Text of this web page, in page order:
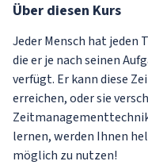
Über diesen Kurs
Jeder Mensch hat jeden
die er je nach seinen
verfügt. Er kann diese
erreichen, oder sie
lernen, werden Ihnen
möglich zu nutzen!